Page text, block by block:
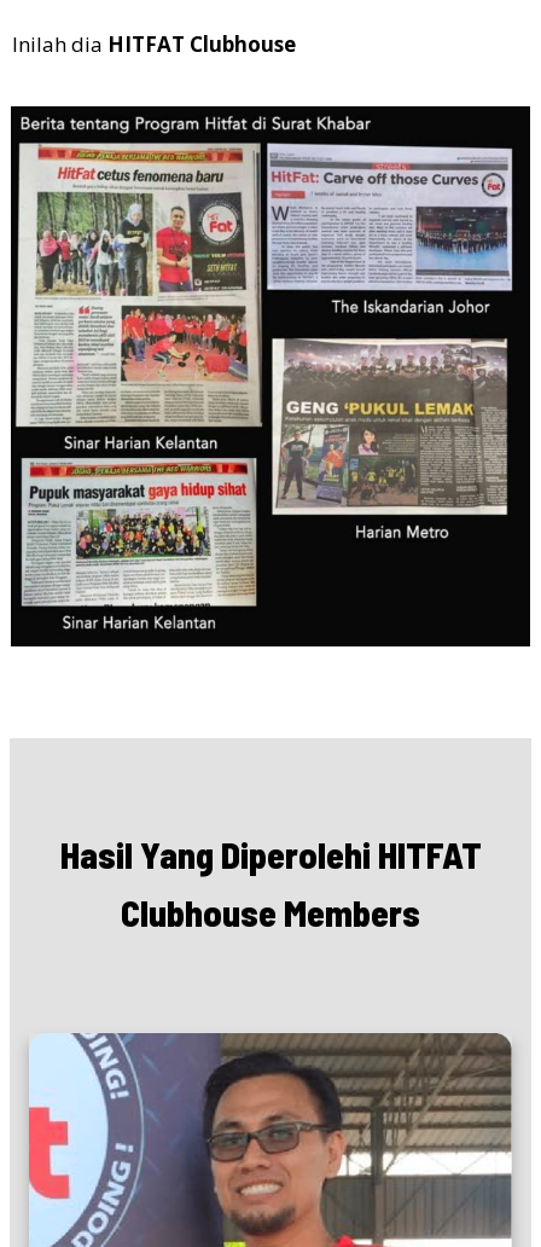
Inilah dia HITFAT Clubhouse
Hasil Yang Diperolehi HITFAT
Clubhouse Members